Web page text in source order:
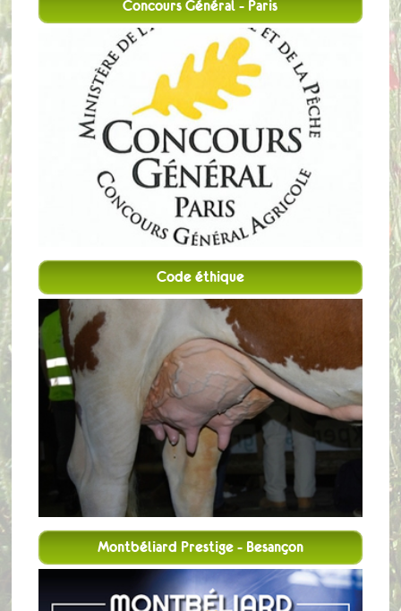
Concours Général - Paris
Code éthique
Montbéliard Prestige - Besançon